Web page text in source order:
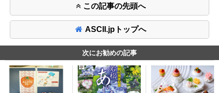
この記事の先頭へ
ASCII.jpトップへ
次にお勧めの記事